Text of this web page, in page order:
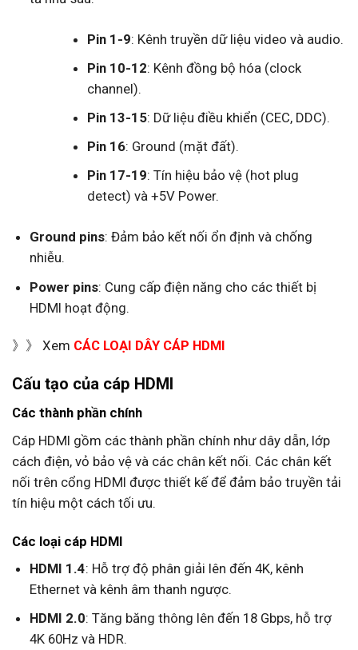
Pin 1-9: Kênh truyền dữ liệu video và audio.
Pin 10-12: Kênh đồng bộ hóa (clock
channel).
Pin 13-15: Dữ liệu điều khiển (CEC, DDC).
Pin 16: Ground (mặt đất).
Pin 17-19: Tín hiệu bảo vệ (hot plug
detect) và +5V Power.
Ground pins: Đảm bảo kết nối ổn định và chống
nhiễu.
Power pins: Cung cấp điện năng cho các thiết bị
HDMI hoạt động.
》》 Xem CÁC LOẠI DÂY CÁP HDMI
Cấu tạo của cáp HDMI
Các thành phần chính
Cáp HDMI gồm các thành phần chính như dây dẫn, lớp
cách điện, vỏ bảo vệ và các chân kết nối. Các chân kết
nối trên cổng HDMI được thiết kế để đảm bảo truyền tải
tín hiệu một cách tối ưu.
Các loại cáp HDMI
HDMI 1.4: Hỗ trợ độ phân giải lên đến 4K, kênh
Ethernet và kênh âm thanh ngược.
HDMI 2.0: Tăng băng thông lên đến 18 Gbps, hỗ trợ
4K 60Hz và HDR.